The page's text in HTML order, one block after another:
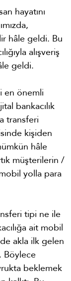
hayatını
hâle geldi. Bu
alışveriş
geldi.
en önemli
bankacılık
transferi
kişiden
hâle
müşterilerin /
mobil yolla para
tipi ne ile
ait mobil
akla ilk gelen
Böylece
beklemek